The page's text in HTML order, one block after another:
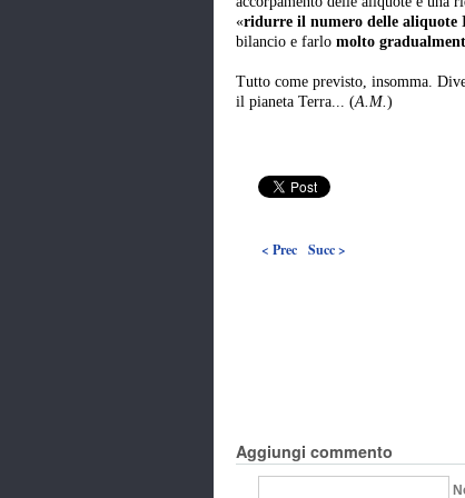
«ridurre il numero delle aliquote
bilancio e farlo molto
Tutto come previsto, insomma.
il pianeta Terra... (A.M.)
< Prec Succ >
Aggiungi commento